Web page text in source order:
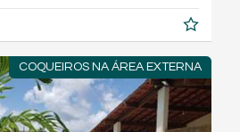
COQUEIROS NA ÁREA EXTERNA